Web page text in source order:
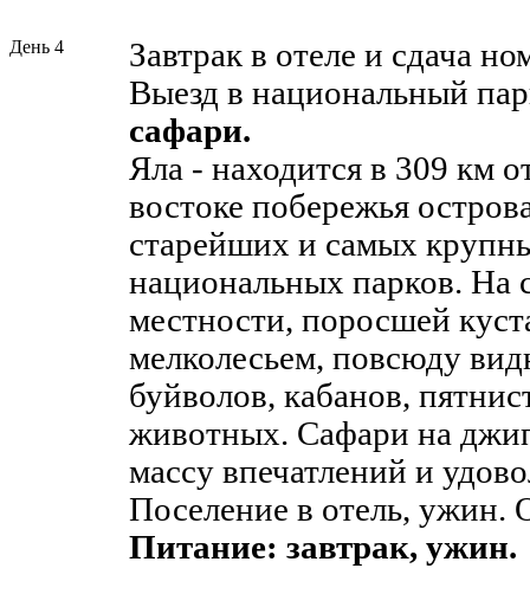
День 4
Завтрак в отеле и сдача
Выезд в национальный
сафари.
Яла - находится в 309 км
востоке побережья
старейших и самых
национальных парков. На
местности, поросшей
мелколесьем, повсюду
буйволов, кабанов,
животных. Сафари на
массу впечатлений и
Поселение в отель, ужин.
Питание: завтрак, ужин.